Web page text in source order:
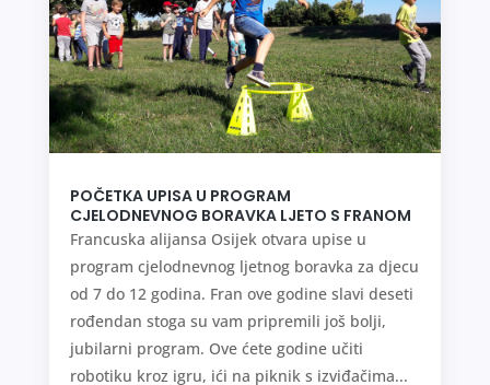
POČETKA UPISA U PROGRAM
CJELODNEVNOG BORAVKA LJETO S FRANOM
Francuska alijansa Osijek otvara upise u
program cjelodnevnog ljetnog boravka za djecu
od 7 do 12 godina. Fran ove godine slavi deseti
rođendan stoga su vam pripremili još bolji,
jubilarni program. Ove ćete godine učiti
robotiku kroz igru, ići na piknik s izviđačima...